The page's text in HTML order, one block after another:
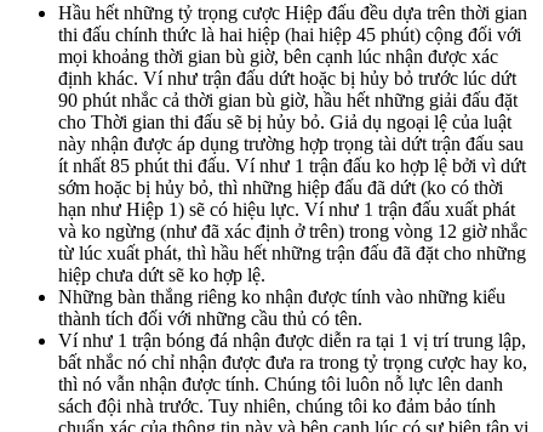
Hầu hết những tỷ trọng cược Hiệp đấu đều dựa trên thời gian
thi đấu chính thức là hai hiệp (hai hiệp 45 phút) cộng đối với
mọi khoảng thời gian bù giờ, bên cạnh lúc nhận được xác
định khác. Ví như trận đấu dứt hoặc bị hủy bỏ trước lúc dứt
90 phút nhắc cả thời gian bù giờ, hầu hết những giải đấu đặt
cho Thời gian thi đấu sẽ bị hủy bỏ. Giả dụ ngoại lệ của luật
này nhận được áp dụng trường hợp trọng tài dứt trận đấu sau
ít nhất 85 phút thi đấu. Ví như 1 trận đấu ko hợp lệ bởi vì dứt
sớm hoặc bị hủy bỏ, thì những hiệp đấu đã dứt (ko có thời
hạn như Hiệp 1) sẽ có hiệu lực. Ví như 1 trận đấu xuất phát
và ko ngừng (như đã xác định ở trên) trong vòng 12 giờ nhắc
từ lúc xuất phát, thì hầu hết những trận đấu đã đặt cho những
hiệp chưa dứt sẽ ko hợp lệ.
Những bàn thắng riêng ko nhận được tính vào những kiểu
thành tích đối với những cầu thủ có tên.
Ví như 1 trận bóng đá nhận được diễn ra tại 1 vị trí trung lập,
bất nhắc nó chỉ nhận được đưa ra trong tỷ trọng cược hay ko,
thì nó vẫn nhận được tính. Chúng tôi luôn nỗ lực lên danh
sách đội nhà trước. Tuy nhiên, chúng tôi ko đảm bảo tính
chuẩn xác của thông tin này và bên cạnh lúc có sự biên tập vị